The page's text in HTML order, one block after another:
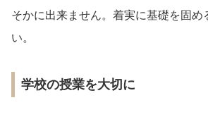
そかに出来ません。着実に基礎を固め
い。
学校の授業を大切に